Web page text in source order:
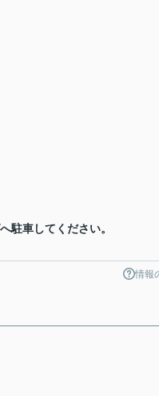
駐車してください。
情報